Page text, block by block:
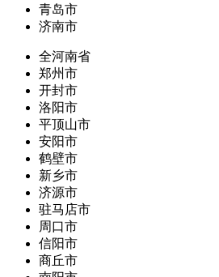
青岛市
济南市
全河南省
郑州市
开封市
洛阳市
平顶山市
安阳市
鹤壁市
新乡市
济源市
驻马店市
周口市
信阳市
商丘市